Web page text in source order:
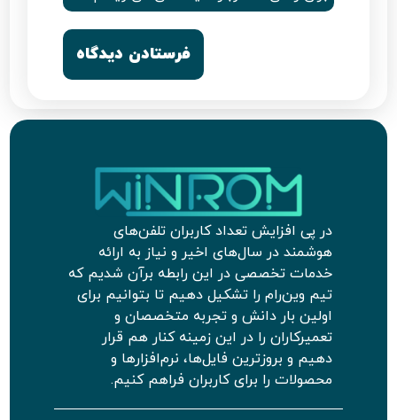
در پی افزایش تعداد کاربران تلفن‌های
هوشمند در سال‌های اخیر و نیاز به ارائه
خدمات تخصصی در این رابطه برآن شدیم که
تیم وین‌رام را تشکیل دهیم تا بتوانیم برای
اولین بار دانش و تجربه متخصصان و
تعمیرکاران را در این زمینه کنار هم قرار
دهیم و بروزترین فایل‌ها، نرم‌افزارها و
محصولات را برای کاربران فراهم کنیم.